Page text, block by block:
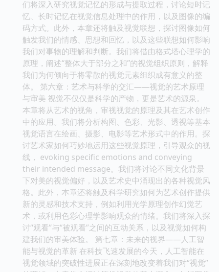
们将深入研究视觉记忆的形成与提取过程，讨论短时记
忆、长时记忆在视觉信息处理中的作用，以及图像的编
码方式。此外，本章还将触及视觉联想，探讨图像如何
触发我们的情感、思想和回忆，以及这些联想如何影响
我们对事物的理解和判断。我们将借由格式塔心理学的
原理，阐述“整体大于部分之和”的视觉组织原则，解释
我们为何倾向于将零散的视觉元素组织成有意义的整
体。 第六章：艺术与科学的交汇——视觉的艺术原理
与审美 视觉不仅仅是科学的产物，更是艺术的源泉。
本章将从艺术的视角，审视视觉的原理及其在艺术创作
中的应用。我们将分析构图、色彩、光影、透视等基本
视觉语言在绘画、摄影、电影等艺术形式中的作用。探
讨艺术家如何巧妙地运用这些视觉原理，引导观众的视
线， evoking specific emotions and conveying
their intended message。我们将讨论不同文化背景
下对美的视觉偏好，以及艺术史中涌现出的各种视觉风
格。此外，本章还将触及科学研究如何为艺术创作提供
新的灵感和技术支持，例如利用光学原理创作幻觉艺
术，或利用色彩心理学影响观众的情绪。我们将深入探
讨“观看”与“被观看”之间的互动关系，以及视觉如何构
建我们的审美体验。 第七章：未来的视界——人工智
能与视觉的革新 在科技飞速发展的今天，人工智能在
视觉领域的突破性进展正在深刻地改变着我们对“视觉”